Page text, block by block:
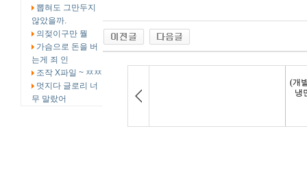
뽑혀도 그만두지
않았을까.
의젖이구만 뭘
가슴으로 돈을 버
는게 죄 인
조작 X파일 ~ ㅉㅉ
멋지다 글로리 너
무 말랐어